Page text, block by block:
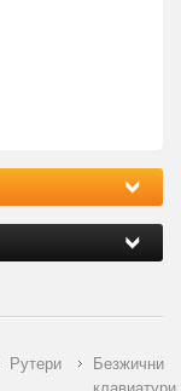
Рутери
Безжични
клавиатури